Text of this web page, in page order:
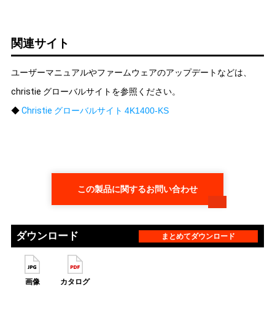
関連サイト
ユーザーマニュアルやファームウェアのアップデートなどは、
christie グローバルサイトを参照ください。
◆Christie グローバルサイト 4K1400-KS
この製品に関するお問い合わせ
ダウンロード まとめてダウンロード
画像 カタログ